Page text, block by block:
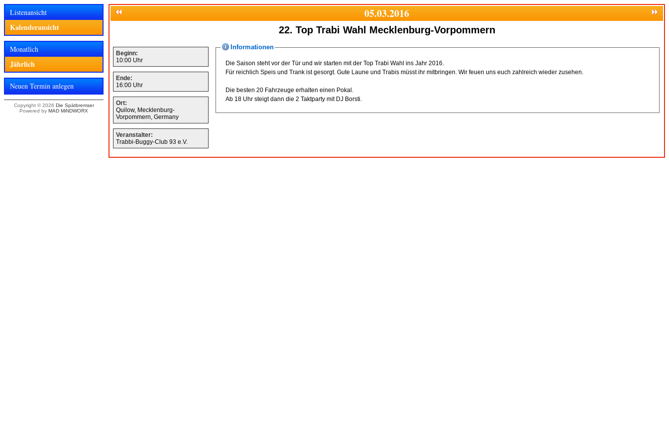
Listenansicht
Kalenderansicht
Monatlich
Jährlich
Neuen Termin anlegen
Copyright © 2026 Die Spätbremser
Powered by MAD MiNDWORX
05.03.2016
22. Top Trabi Wahl Mecklenburg-Vorpommern
Beginn:
10:00 Uhr
Ende:
16:00 Uhr
Ort:
Quilow, Mecklenburg-
Vorpommern, Germany
Veranstalter:
Trabbi-Buggy-Club 93 e.V.
Informationen
Die Saison steht vor der Tür und wir starten mit der Top Trabi Wahl ins Jahr 2016.
Für reichlich Speis und Trank ist gesorgt. Gute Laune und Trabis müsst ihr mitbringen. Wir feuen uns euch zahlreich wieder zusehen.
Die besten 20 Fahrzeuge erhalten einen Pokal.
Ab 18 Uhr steigt dann die 2 Taktparty mit DJ Borsti.